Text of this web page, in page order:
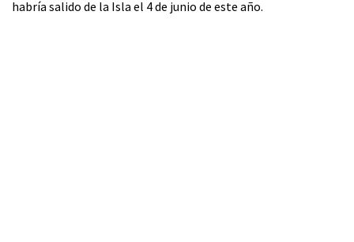
habría salido de la Isla el 4 de junio de este año.